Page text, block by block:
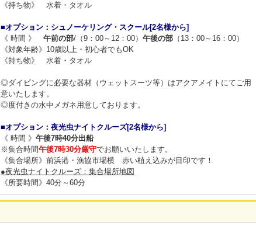
《持ち物》 水着・タオル
■オプション：シュノーケリング・スクール[2名様から]
《 時間 》 午前の部/（9：00～12：00） 午後の部 （13：00～16：00）
《対象年齢》10歳以上・初心者でもOK
《持ち物》 水着・タオル
◎ダイビングに必要な器材（ウェットスーツ等）はアクアメイトにてご用
意いたします。
◎度付きの水中メガネ用意しております。
■オプション：夜光虫ナイトクルーズ[2名様から]
《 時間 》 午後7時40分出船
※集合時間午後7時30分厳守でお願いいたします。
《集合場所》前浜港・漁協市場横 赤い植え込みが目印です！
●夜光虫ナイトクルーズ：集合場所地図
《所要時間》40分～60分